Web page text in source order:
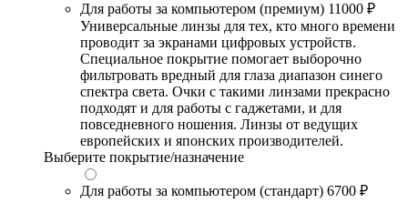
Для работы за компьютером (премиум) 11000 ₽
Универсальные линзы для тех, кто много времени
проводит за экранами цифровых устройств.
Специальное покрытие помогает выборочно
фильтровать вредный для глаза диапазон синего
спектра света. Очки с такими линзами прекрасно
подходят и для работы с гаджетами, и для
повседневного ношения. Линзы от ведущих
европейских и японских производителей.
Выберите покрытие/назначение
Для работы за компьютером (стандарт) 6700 ₽